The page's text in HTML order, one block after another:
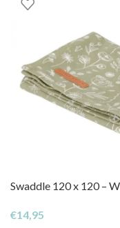
Swaddle 120 x 120 –
€14,95